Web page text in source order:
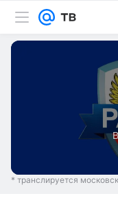
* транслируется